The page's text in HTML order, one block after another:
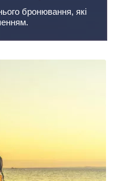
бронювання, які